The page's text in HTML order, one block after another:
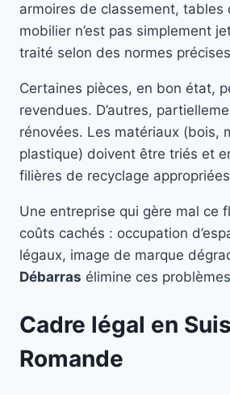
armoires de classement, tables
mobilier n’est pas simplement
traité selon des normes
Certaines pièces, en bon état,
revendues. D’autres,
rénovées. Les matériaux (bois,
plastique) doivent être triés et
filières de recyclage
Une entreprise qui gère mal ce
coûts cachés : occupation
légaux, image de marque
Débarras élimine ces
Cadre légal en
Romande